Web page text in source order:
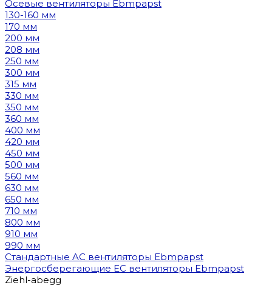
Осевые вентиляторы Ebmpapst
130-160 мм
170 мм
200 мм
208 мм
250 мм
300 мм
315 мм
330 мм
350 мм
360 мм
400 мм
420 мм
450 мм
500 мм
560 мм
630 мм
650 мм
710 мм
800 мм
910 мм
990 мм
Стандартные AC вентиляторы Ebmpapst
Энергосберегающие EC вентиляторы Ebmpapst
Ziehl-abegg